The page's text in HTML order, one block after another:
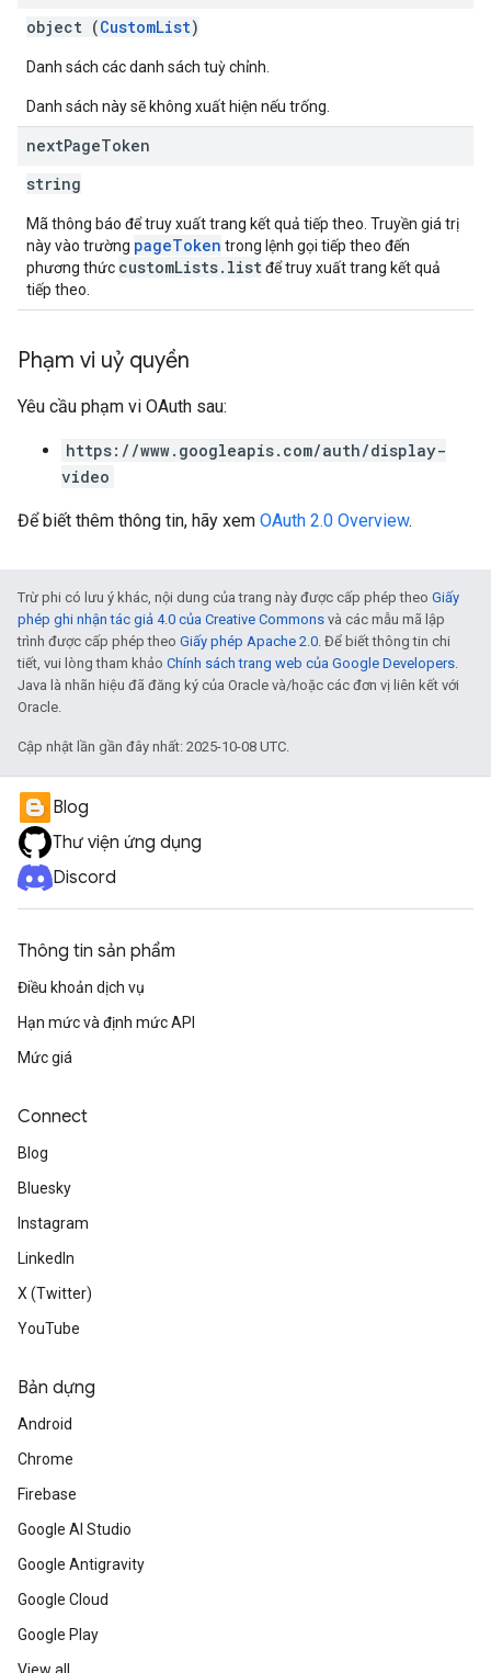
object (CustomList)
Danh sách các danh sách tuỳ chỉnh.
Danh sách này sẽ không xuất hiện nếu trống.
nextPageToken
string
Mã thông báo để truy xuất trang kết quả tiếp theo. Truyền giá trị
này vào trường pageToken trong lệnh gọi tiếp theo đến
phương thức customLists.listđể truy xuất trang kết quả
tiếp theo.
Phạm vi uỷ quyền
Yêu cầu phạm vi OAuth sau:
https://www.googleapis.com/auth/display-
video
Để biết thêm thông tin, hãy xem OAuth 2.0 Overview.
Trừ phi có lưu ý khác, nội dung của trang này được cấp phép theo Giấy
phép ghi nhận tác giả 4.0 của Creative Commons và các mẫu mã lập
trình được cấp phép theo Giấy phép Apache 2.0. Để biết thông tin chi
tiết, vui lòng tham khảo Chính sách trang web của Google Developers.
Java là nhãn hiệu đã đăng ký của Oracle và/hoặc các đơn vị liên kết với
Oracle.
Cập nhật lần gần đây nhất: 2025-10-08 UTC.
Blog
Thư viện ứng dụng
Discord
Thông tin sản phẩm
Điều khoản dịch vụ
Hạn mức và định mức API
Mức giá
Connect
Blog
Bluesky
Instagram
LinkedIn
X (Twitter)
YouTube
Bản dựng
Android
Chrome
Firebase
Google AI Studio
Google Antigravity
Google Cloud
Google Play